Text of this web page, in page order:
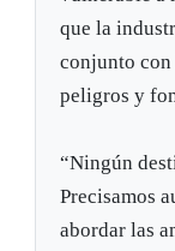
que la
conjunto
peligros y
“Ningún
Precisamos
abordar las